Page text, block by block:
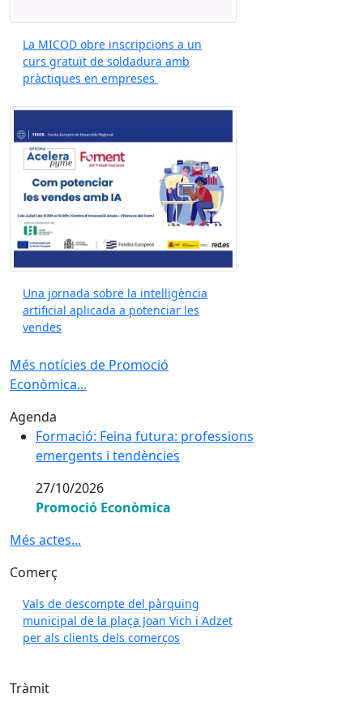
La MICOD obre inscripcions a un
curs gratuït de soldadura amb
pràctiques en empreses
Una jornada sobre la intel·ligència
artificial aplicada a potenciar les
vendes
Més notícies de Promoció
Econòmica...
Agenda
Formació: Feina futura: professions emergents i
Formació: Feina futura: professions
emergents i tendències
27/10/2026
Promoció Econòmica
Més actes...
Comerç
Vals de descompte del pàrquing
municipal de la plaça Joan Vich i Adzet
per als clients dels comerços
Tràmit